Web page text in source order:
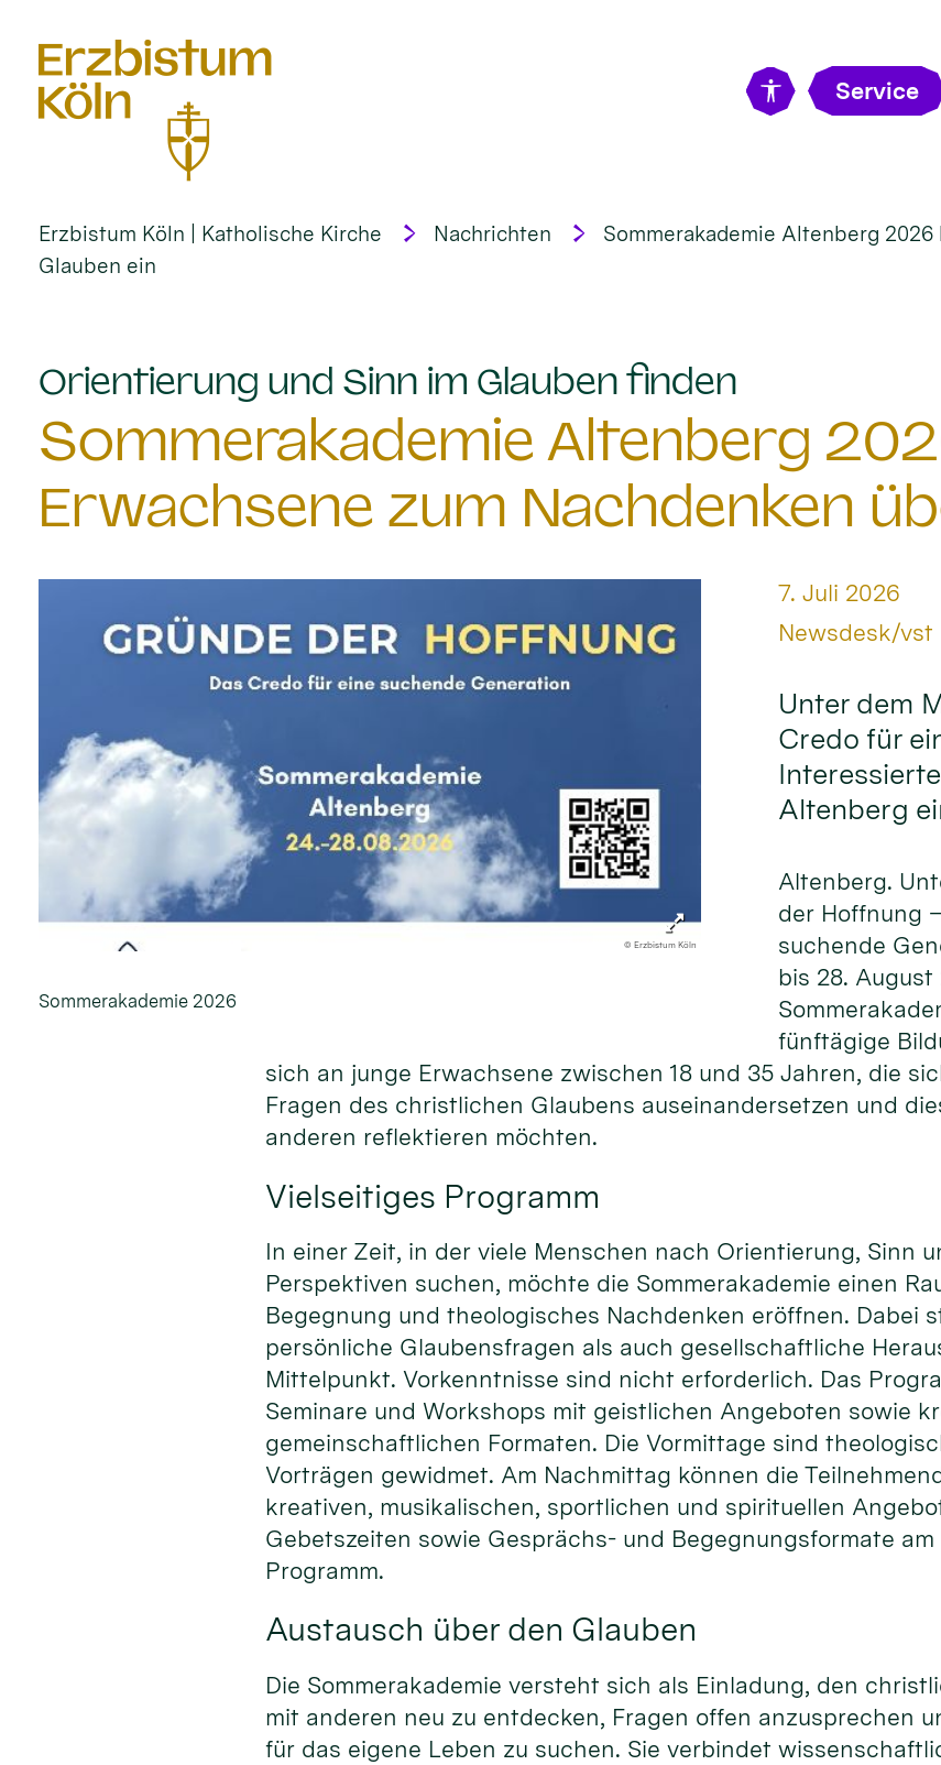
Service
Erzbistum Köln | Katholische Kirche Nachrichten
Sommerakademie Altenberg
Glauben ein
Orientierung und Sinn im Glauben finden
Sommerakademie Altenberg
Erwachsene zum Nachdenken
© Erzbistum Köln
Sommerakademie 2026
Datum:
7. Juli 2026
Von:
Newsdesk/vst
Unter dem
Credo für
Altenberg
Altenberg.
der Hoffnung
suchende
bis 28. August
fünftägige
sich an junge Erwachsene zwischen 18 und 35 Jahren, die
Fragen des christlichen Glaubens auseinandersetzen und
anderen reflektieren möchten.
Vielseitiges Programm
In einer Zeit, in der viele Menschen nach Orientierung, Sinn
Perspektiven suchen, möchte die Sommerakademie einen
Begegnung und theologisches Nachdenken eröffnen. Dabei
persönliche Glaubensfragen als auch gesellschaftliche
Mittelpunkt. Vorkenntnisse sind nicht erforderlich. Das
Seminare und Workshops mit geistlichen Angeboten sowie
gemeinschaftlichen Formaten. Die Vormittage sind
Vorträgen gewidmet. Am Nachmittag können die
kreativen, musikalischen, sportlichen und spirituellen
Gebetszeiten sowie Gesprächs- und Begegnungsformate
Programm.
Austausch über den Glauben
Die Sommerakademie versteht sich als Einladung, den
mit anderen neu zu entdecken, Fragen offen anzusprechen
für das eigene Leben zu suchen. Sie verbindet